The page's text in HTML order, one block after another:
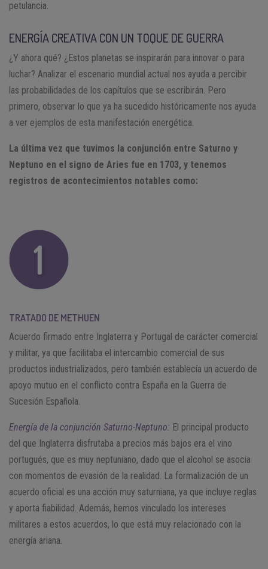
petulancia.
ENERGÍA CREATIVA CON UN TOQUE DE GUERRA
¿Y ahora qué? ¿Estos planetas se inspirarán para innovar o para
luchar? Analizar el escenario mundial actual nos ayuda a percibir
las probabilidades de los capítulos que se escribirán. Pero
primero, observar lo que ya ha sucedido históricamente nos ayuda
a ver ejemplos de esta manifestación energética.
La última vez que tuvimos la conjunción entre Saturno y
Neptuno en el signo de Aries fue en 1703, y tenemos
registros de acontecimientos notables como:
TRATADO DE METHUEN
Acuerdo firmado entre Inglaterra y Portugal de carácter comercial
y militar, ya que facilitaba el intercambio comercial de sus
productos industrializados, pero también establecía un acuerdo de
apoyo mutuo en el conflicto contra España en la Guerra de
Sucesión Española.
Energía de la conjunción Saturno-Neptuno: El principal producto
del que Inglaterra disfrutaba a precios más bajos era el vino
portugués, que es muy neptuniano, dado que el alcohol se asocia
con momentos de evasión de la realidad. La formalización de un
acuerdo oficial es una acción muy saturniana, ya que incluye reglas
y aporta fiabilidad. Además, hemos vinculado los intereses
militares a estos acuerdos, lo que está muy relacionado con la
energía ariana.